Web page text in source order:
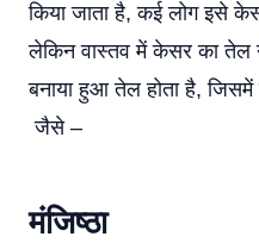
किया जाता है, कई लोग इसे
लेकिन वास्तव में केसर का तेल
बनाया हुआ तेल होता है, जिसमें
जैसे –
मंजिष्ठा